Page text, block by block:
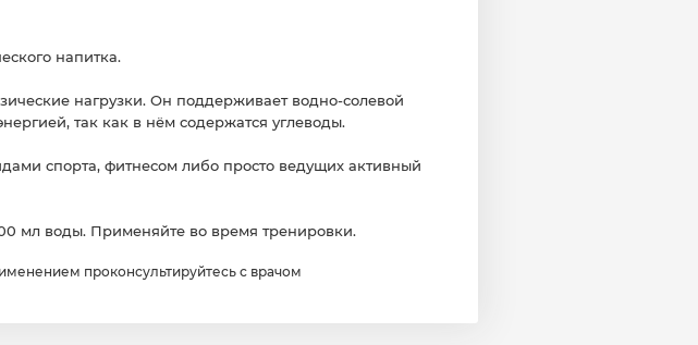
напитка.
нагрузки. Он поддерживает водно-солевой
так как в нём содержатся углеводы.
спорта, фитнесом либо просто ведущих активный
мл воды. Применяйте во время тренировки.
проконсультируйтесь с врачом